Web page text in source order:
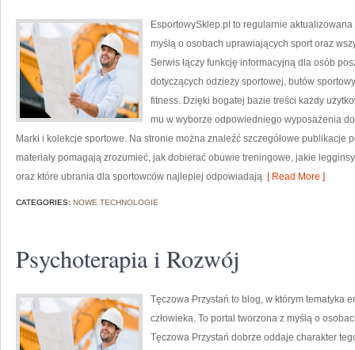
EsportowySklep.pl to regularnie
myślą o osobach uprawiających sport oraz
Serwis łączy funkcję informacyjną dla osób
dotyczących odzieży sportowej, butów
fitness. Dzięki bogatej bazie treści każdy
mu w wyborze odpowiedniego wyposażenia
Marki i kolekcje sportowe. Na stronie można znaleźć szczegółowe publikacje
materiały pomagają zrozumieć, jak dobierać obuwie treningowe, jakie
oraz które ubrania dla sportowców najlepiej odpowiadają [ Read More ]
CATEGORIES: NOWE TECHNOLOGIE
Psychoterapia i Rozwój
Tęczowa Przystań to blog, w którym tematyka
człowieka. To portal tworzona z myślą o
Tęczowa Przystań dobrze oddaje charakter